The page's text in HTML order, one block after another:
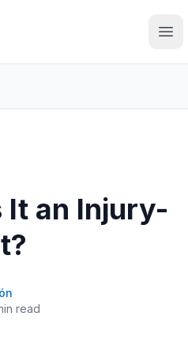
It an Injury-
read